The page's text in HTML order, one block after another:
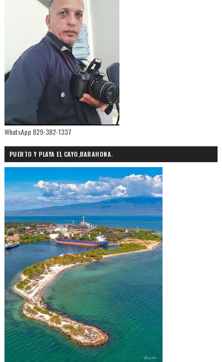
WhatsApp 829-382-1337
PUERTO Y PLAYA EL CAYO,BARAHONA.